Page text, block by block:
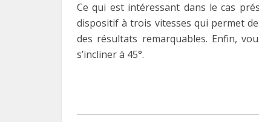
Ce qui est intéressant dans le cas
dispositif à trois vitesses qui permet
des résultats remarquables. Enfin,
s’incliner à 45°.